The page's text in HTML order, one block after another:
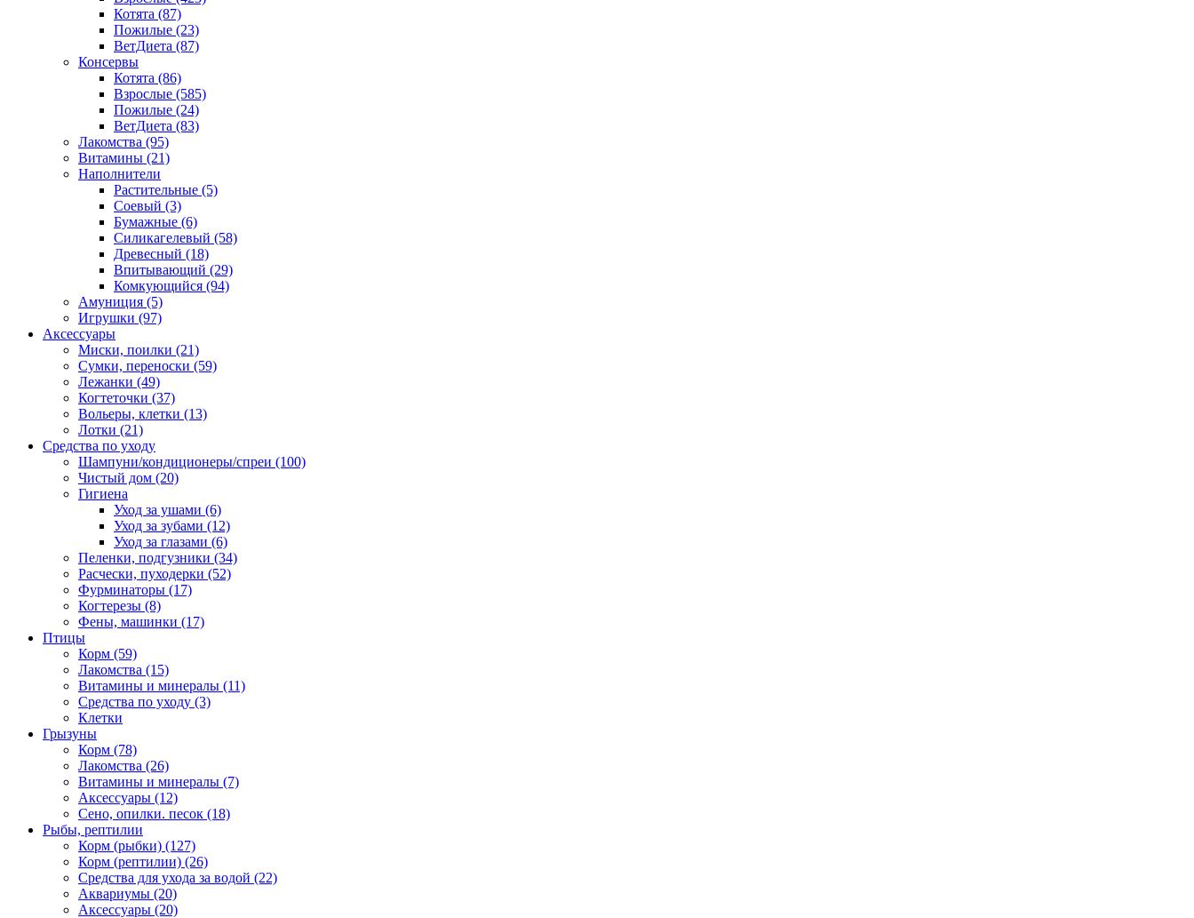
Котята (87)
Пожилые (23)
ВетДиета (87)
Консервы
Котята (86)
Взрослые (585)
Пожилые (24)
ВетДиета (83)
Лакомства (95)
Витамины (21)
Наполнители
Растительные (5)
Соевый (3)
Бумажные (6)
Силикагелевый (58)
Древесный (18)
Впитывающий (29)
Комкующийся (94)
Амуниция (5)
Игрушки (97)
Аксессуары
Миски, поилки (21)
Сумки, переноски (59)
Лежанки (49)
Когтеточки (37)
Вольеры, клетки (13)
Лотки (21)
Средства по уходу
Шампуни/кондиционеры/спреи (100)
Чистый дом (20)
Гигиена
Уход за ушами (6)
Уход за зубами (12)
Уход за глазами (6)
Пеленки, подгузники (34)
Расчески, пуходерки (52)
Фурминаторы (17)
Когтерезы (8)
Фены, машинки (17)
Птицы
Корм (59)
Лакомства (15)
Витамины и минералы (11)
Средства по уходу (3)
Клетки
Грызуны
Корм (78)
Лакомства (26)
Витамины и минералы (7)
Аксессуары (12)
Сено, опилки. песок (18)
Рыбы, рептилии
Корм (рыбки) (127)
Корм (рептилии) (26)
Средства для ухода за водой (22)
Аквариумы (20)
Аксессуары (20)